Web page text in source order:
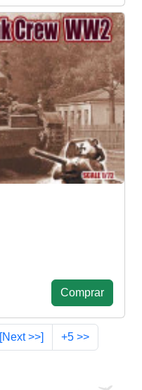
Сomprar
[Next >>] +5 >>